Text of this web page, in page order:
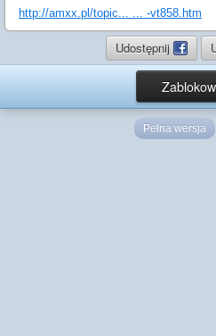
http://amxx.pl/topic... ... -vt858.htm
Udostępnij
Pełna wersja